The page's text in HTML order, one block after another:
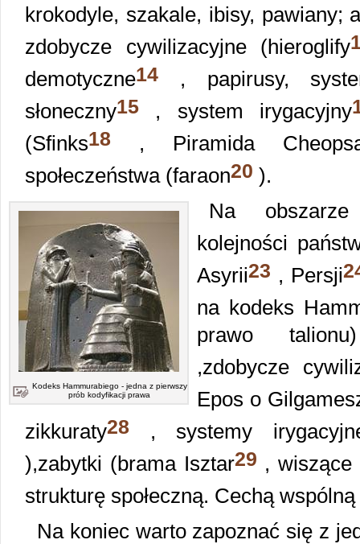
krokodyle, szakale, ibisy, pawiany;
zdobycze cywilizacyjne (hieroglify
demotyczne14 , papirusy,
słoneczny15 , system irygacyjny
(Sfinks18 , Piramida
społeczeństwa (faraon20 ).
Kodeks Hammurabiego - jedna z pierwszy
prób kodyfikacji prawa
Na obszarze
kolejności
Asyrii23 , Persji
na kodeks
prawo
,zdobycze
Epos o
zikkuraty28 , systemy
),zabytki (brama Isztar29 , wiszące
strukturę społeczną. Cechą wspólną
Na koniec warto zapoznać się z